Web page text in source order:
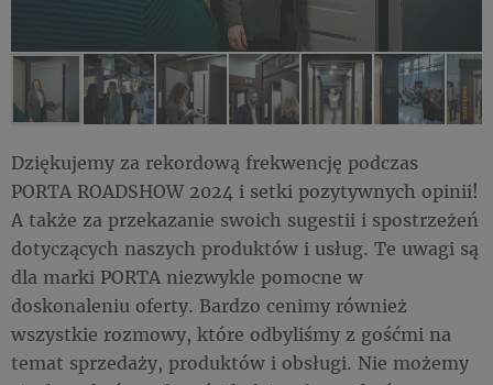
Dziękujemy za rekordową frekwencję podczas
PORTA ROADSHOW 2024 i setki pozytywnych opinii!
A także za przekazanie swoich sugestii i spostrzeżeń
dotyczących naszych produktów i usług. Te uwagi są
dla marki PORTA niezwykle pomocne w
doskonaleniu oferty. Bardzo cenimy również
wszystkie rozmowy, które odbyliśmy z gośćmi na
temat sprzedaży, produktów i obsługi. Nie możemy